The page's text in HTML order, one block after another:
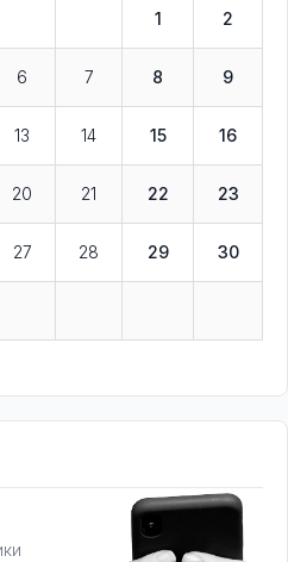
1 2
6 7 8 9
13 14 15 16
20 21 22 23
27 28 29 30